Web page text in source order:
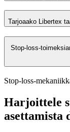
Tarjoaako Libertex
Stop-loss-
Stop-loss-
Harjoittele
asettamista